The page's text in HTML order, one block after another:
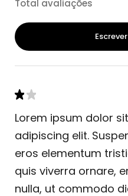
Total avaliações
Lorem ipsum dolor
adipiscing elit.
eros elementum
quis viverra ornare,
nulla, ut commodo